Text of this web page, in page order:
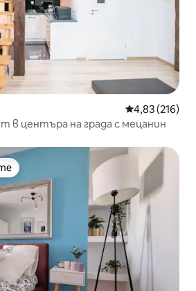
Средна
4,83 (216)
центъра на града с мецанин
на гостите